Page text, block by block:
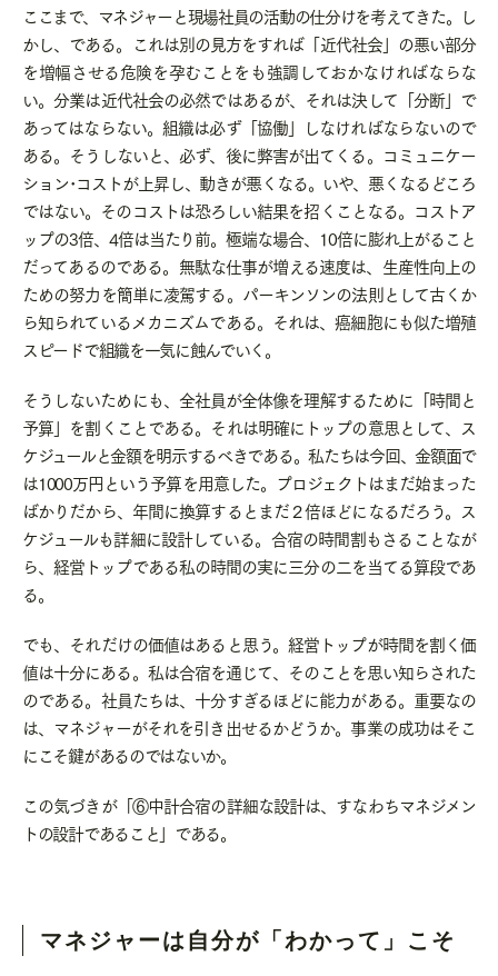
ここまで、マネジャーと現場社員の活動の仕分けを考えてきた。し
かし、である。これは別の見方をすれば「近代社会」の悪い部分
を増幅させる危険を孕むことをも強調しておかなければならな
い。分業は近代社会の必然ではあるが、それは決して「分断」で
あってはならない。組織は必ず「協働」しなければならないので
ある。そうしないと、必ず、後に弊害が出てくる。コミュニケー
ション･コストが上昇し、動きが悪くなる。いや、悪くなるどころ
ではない。そのコストは恐ろしい結果を招くことなる。コストア
ップの3倍、 4倍は当たり前。極端な場合、 10倍に膨れ上がること
だってあるのである。無駄な仕事が増える速度は、生産性向上の
ための努力を簡単に凌駕する。パーキンソンの法則として古くか
ら知られているメカニズムである。それは、癌細胞にも似た増殖
スピードで組織を一気に蝕んでいく。
そうしないためにも、全社員が全体像を理解するために「時間と
予算」を割くことである。それは明確にトップの意思として、ス
ケジュールと金額を明示するべきである。私たちは今回、金額面で
は1000万円という予算を用意した。プロジェクトはまだ始まった
ばかりだから、年間に換算するとまだ２倍ほどになるだろう。ス
ケジュールも詳細に設計している。合宿の時間割もさることなが
ら、経営トップである私の時間の実に三分の二を当てる算段であ
る。
でも、それだけの価値はあると思う。経営トップが時間を割く価
値は十分にある。私は合宿を通じて、そのことを思い知らされた
のである。社員たちは、十分すぎるほどに能力がある。重要なの
は、マネジャーがそれを引き出せるかどうか。事業の成功はそこ
にこそ鍵があるのではないか。
この気づきが「⑥中計合宿の詳細な設計は、すなわちマネジメン
トの設計であること」である。
マネジャーは自分が「わかって」こそ